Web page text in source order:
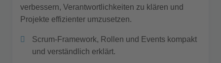
verbessern, Verantwortlichkeiten zu klären und
Projekte effizienter umzusetzen.
Scrum-Framework, Rollen und Events kompakt
und verständlich erklärt.